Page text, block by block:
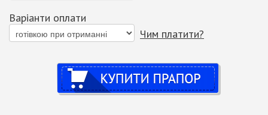
Варіанти оплати
Чим платити?
Купити